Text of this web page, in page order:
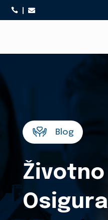
 
Blog
Životno